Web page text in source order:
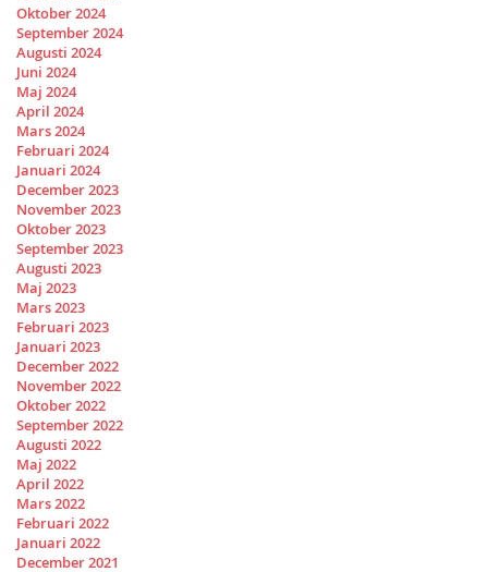
Oktober 2024
September 2024
Augusti 2024
Juni 2024
Maj 2024
April 2024
Mars 2024
Februari 2024
Januari 2024
December 2023
November 2023
Oktober 2023
September 2023
Augusti 2023
Maj 2023
Mars 2023
Februari 2023
Januari 2023
December 2022
November 2022
Oktober 2022
September 2022
Augusti 2022
Maj 2022
April 2022
Mars 2022
Februari 2022
Januari 2022
December 2021